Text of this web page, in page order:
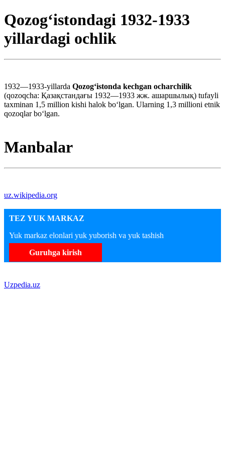
Qozogʻistondagi 1932-1933
yillardagi ochlik
1932—1933-yillarda Qozogʻistonda kechgan ocharchilik
(qozoqcha: Қазақстандағы 1932—1933 жж. ашаршылық) tufayli
taxminan 1,5 million kishi halok boʻlgan. Ularning 1,3 millioni etnik
qozoqlar boʻlgan.
Manbalar
uz.wikipedia.org
TEZ YUK MARKAZ
Yuk markaz elonlari yuk yuborish va yuk tashish
Guruhga kirish
Uzpedia.uz